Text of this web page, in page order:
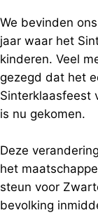
We bevinden
jaar waar het
kinderen. Veel
gezegd dat het
Sinterklaasfeest
is nu gekomen.
Deze
het
steun voor
bevolking